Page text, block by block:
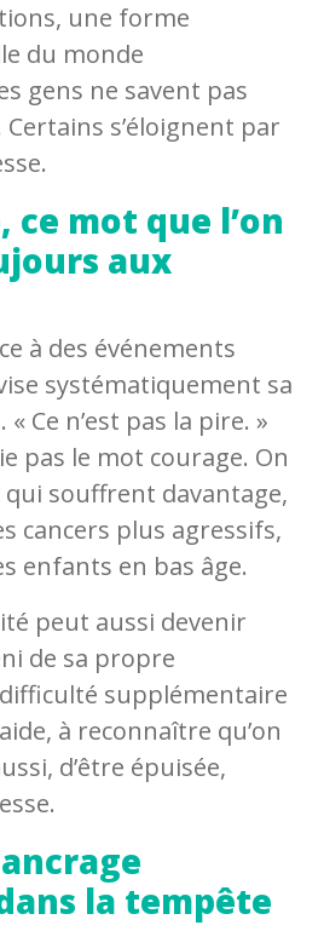
une forme
du monde
gens ne savent pas
s’éloignent par
ce mot que l’on
aux
à des événements
systématiquement sa
Ce n’est pas la pire. »
pas le mot courage. On
qui souffrent davantage,
cancers plus agressifs,
enfants en bas âge.
peut aussi devenir
de sa propre
supplémentaire
à reconnaître qu’on
d’être épuisée,
la tempête